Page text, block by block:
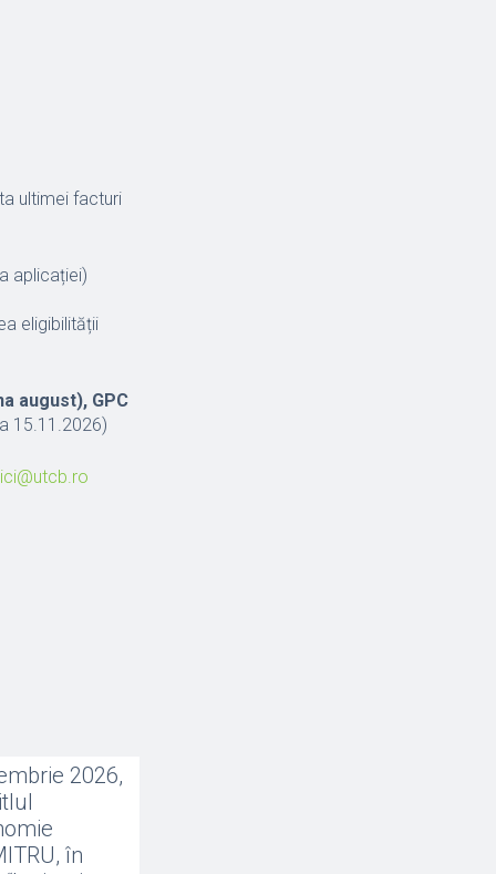
ultimei facturi
aplicației)
eligibilității
august), GPC
15.11.2026)
2026,
în